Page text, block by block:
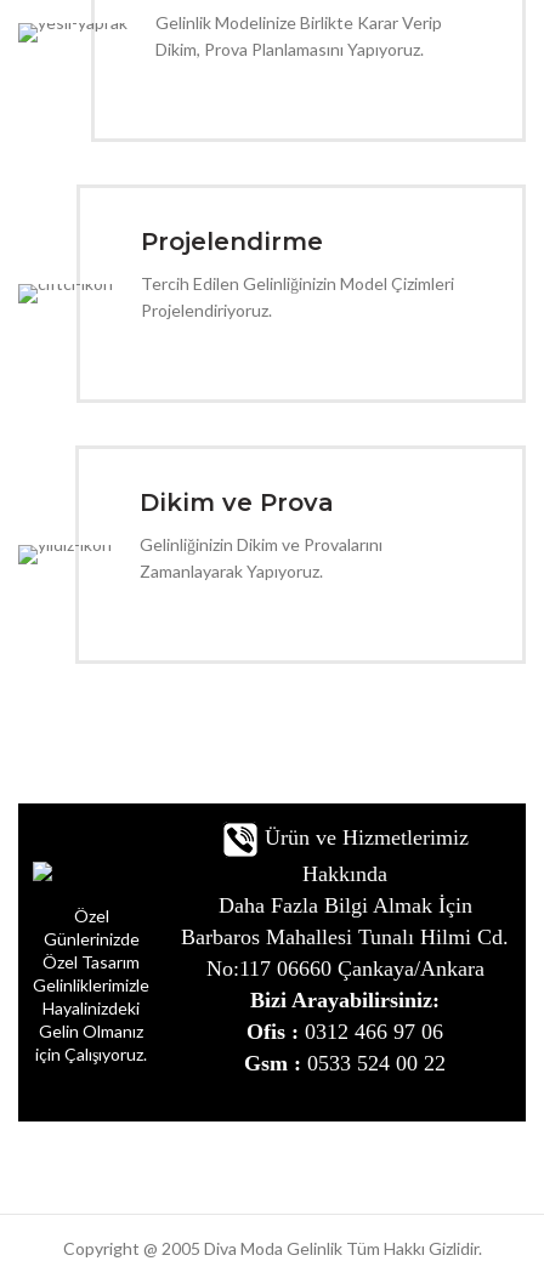
Gelinlik Modelinize Birlikte Karar Verip
Dikim, Prova Planlamasını Yapıyoruz.
Projelendirme
Tercih Edilen Gelinliğinizin Model Çizimleri
Projelendiriyoruz.
Dikim ve Prova
Gelinliğinizin Dikim ve Provalarını
Zamanlayarak Yapıyoruz.
Özel
Günlerinizde
Özel Tasarım
Gelinliklerimizle
Hayalinizdeki
Gelin Olmanız
için Çalışıyoruz.
Ürün ve Hizmetlerimiz
Hakkında
Daha Fazla Bilgi Almak İçin
Barbaros Mahallesi Tunalı Hilmi Cd.
No:117 06660 Çankaya/Ankara
Bizi Arayabilirsiniz:
Ofis : 0312 466 97 06
Gsm : 0533 524 00 22
Copyright @ 2005 Diva Moda Gelinlik Tüm Hakkı Gizlidir.